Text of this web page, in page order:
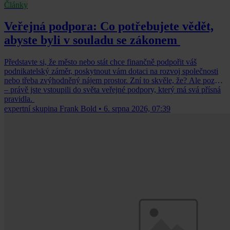
Články
Veřejná podpora: Co potřebujete vědět,
abyste byli v souladu se zákonem
Představte si, že město nebo stát chce finančně podpořit váš
podnikatelský záměr, poskytnout vám dotaci na rozvoj společnosti
nebo třeba zvýhodněný nájem prostor. Zní to skvěle, že? Ale pozor
– právě jste vstoupili do světa veřejné podpory, který má svá přísná
pravidla.
expertní skupina Frank Bold • 6. srpna 2026, 07:39